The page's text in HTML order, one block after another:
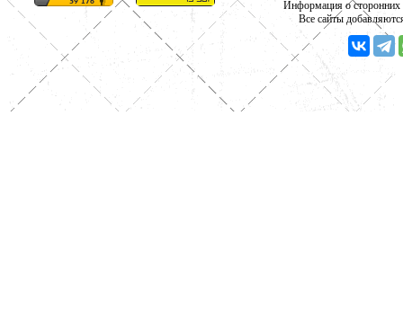
Информация о сторонних
Все сайты